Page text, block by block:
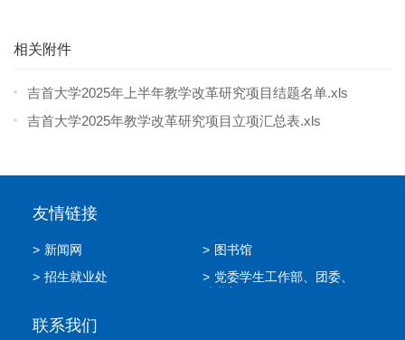
相关附件
吉首大学2025年上半年教学改革研究项目结题名单.xls
吉首大学2025年教学改革研究项目立项汇总表.xls
友情链接
> 新闻网 > 图书馆
> 招生就业处 > 党委学生工作部、团委、
武装部
联系我们